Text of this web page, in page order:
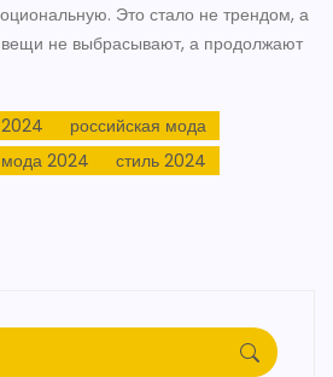
Это стало не трендом, а
вещи не выбрасывают, а продолжают
российская мода
мода 2024 стиль 2024